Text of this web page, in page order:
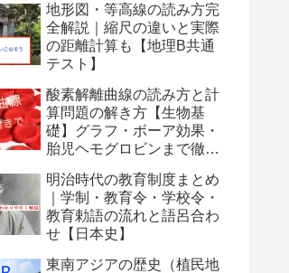
地形図・等高線の読み方完
全解説｜縮尺の違いと実際
の距離計算も【地理B共通
テスト】
酸素解離曲線の読み方と計
算問題の解き方【生物基
礎】グラフ・ボーア効果・
胎児ヘモグロビンまで徹底
明治時代の教育制度まとめ
｜学制・教育令・学校令・
教育勅語の流れと語呂合わ
せ【日本史】
東南アジアの歴史（植民地